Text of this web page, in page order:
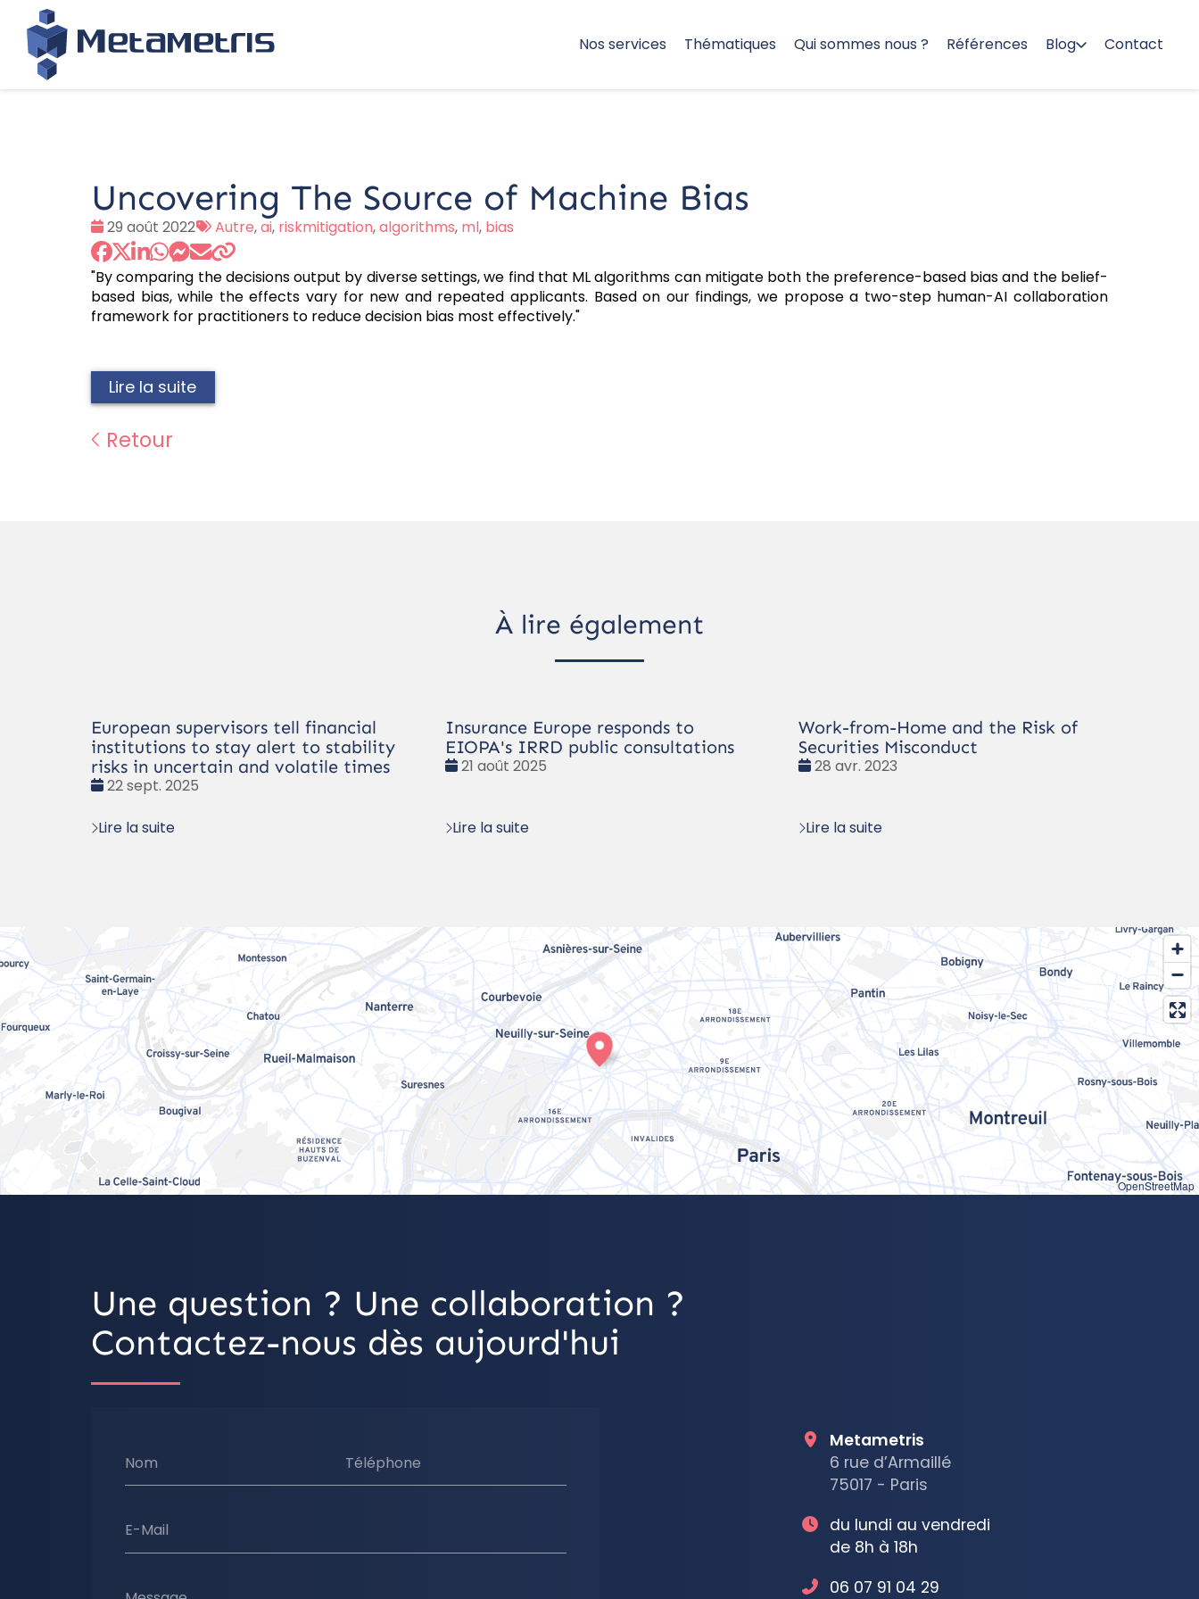
Nos services Thématiques Qui sommes nous ? Références Blog Contact
Uncovering The Source of Machine Bias
Date
:
29 août 2022
Tags
:
Autre,ai, riskmitigation,algorithms, ml, bias
"By comparing the decisions output by diverse settings, we find that ML algorithms can mitigate both the preference-based bias and the belief-
based bias, while the effects vary for new and repeated applicants. Based on our findings, we propose a two-step human-AI collaboration
framework for practitioners to reduce decision bias most effectively."
Lire la suite
Retour
À lire également
European supervisors tell financial
institutions to stay alert to stability
risks in uncertain and volatile times
Date
22 sept. 2025
Lire la suite
Insurance Europe responds to
EIOPA's IRRD public consultations
Date
21 août 2025
Lire la suite
Work-from-Home and the Risk of
Securities Misconduct
Date
28 avr. 2023
Lire la suite
OpenStreetMap
Une question ? Une collaboration ?
Contactez-nous dès aujourd'hui
Nom Téléphone
E-Mail
Metametris
6 rue d’Armaillé
75017 - Paris
du lundi au vendredi
de 8h à 18h
06 07 91 04 29